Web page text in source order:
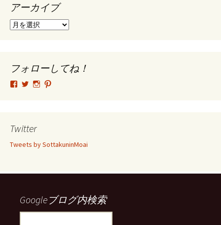
アーカイブ
ア
ブ
フォローしてね！
tsutomu.hattori.33
フ
ー
SottakuninMoai
フ
ー
tsutomu.hattori.33
ー ー
示
Twitter
Tweets by SottakuninMoai
Googleブログ内検索